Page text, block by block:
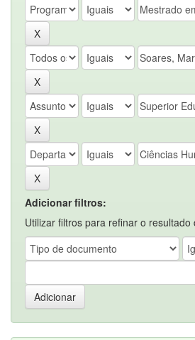
Adicionar filtros:
Utilizar filtros para refinar o resultado